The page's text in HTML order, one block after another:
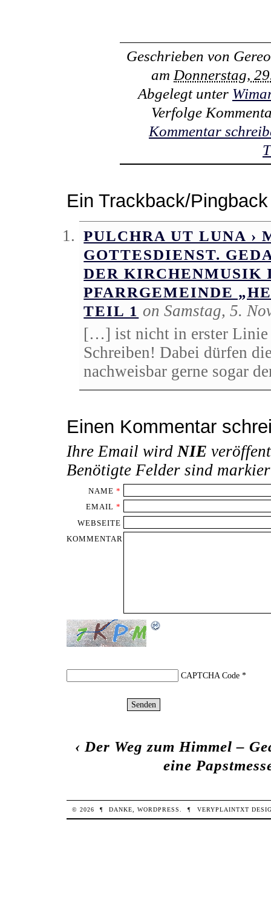
Geschrieben von
amDonnerstag,
Abgelegt unter
Verfolge
Kommentar
Ein Trackback/Pingback
PULCHRA UT LUNA ›
GOTTESDIENST.
DER KIRCHENMUSIK
PFARRGEMEINDE
TEIL 1 on Samstag, 5.
[…] ist nicht in erster Linie
Schreiben! Dabei dürfen
nachweisbar gerne sogar
Einen Kommentar
Ihre Email wird NIE
Benötigte Felder sind
NAME *
EMAIL *
WEBSEITE
KOMMENTAR
CAPTCHA Code*
‹ Der Weg zum Himmel –
eine
© 2026 ¶ DANKE,WORDPRESS ¶ VERYPLAINTXT